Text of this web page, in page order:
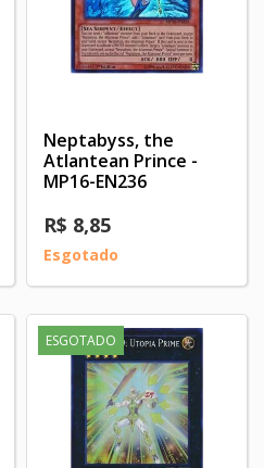
Neptabyss, the
Atlantean Prince -
MP16-EN236
R$ 8,85
Esgotado
ESGOTADO